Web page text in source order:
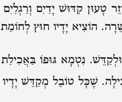
טָעוּן קִדּוּשׁ יָדַיִם
הוֹצִיא יָדָיו חוּץ
וּלְקַדֵּשׁ. נִטְמָא גּוּפוֹ
שֶׁכָּל טוֹבֵל מְקַדֵּשׁ יָדָיו